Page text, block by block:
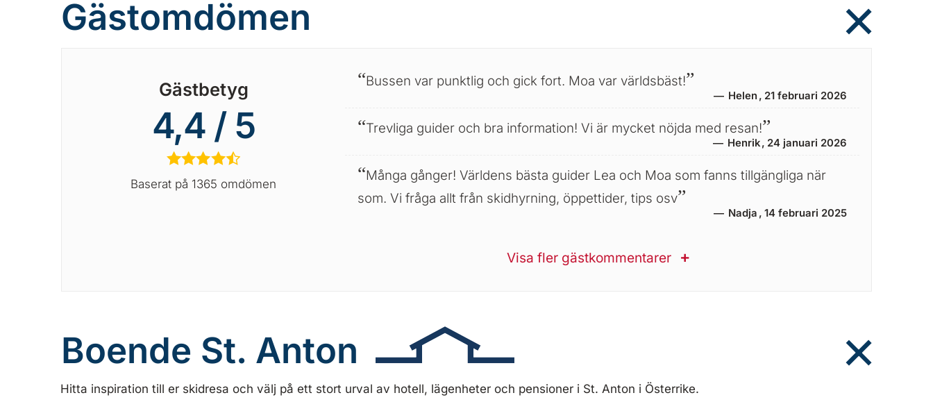
Gästomdömen
Gästbetyg
4,4 / 5
★★★★½
Baserat på 1365 omdömen
Bussen var punktlig och gick fort. Moa var världsbäst!
Helen 21 februari 2026
Trevliga guider och bra information! Vi är mycket nöjda med resan!
Henrik 24 januari 2026
Många gånger! Världens bästa guider Lea och Moa som fanns tillgängliga när
som. Vi fråga allt från skidhyrning, öppettider, tips osv
Nadja 14 februari 2025
Visa fler gästkommentarer
Boende St. Anton
Hitta inspiration till er skidresa och välj på ett stort urval av hotell, lägenheter och pensioner i St. Anton i Österrike.